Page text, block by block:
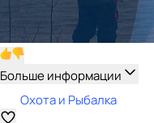
Больше информации
Охота и Рыбалка